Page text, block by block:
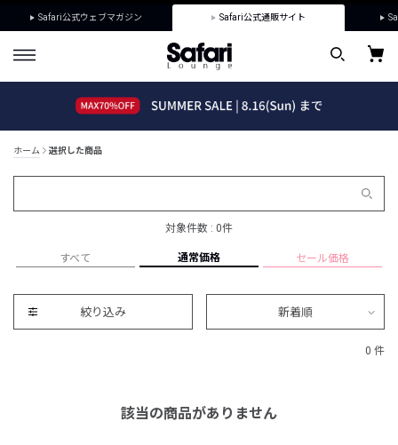
Safari公式ウェブマガジン Safari公式通販サイト
ホーム 選択した商品
対象件数 : 0件
すべて 通常価格 セール価格
絞り込み 新着順
0 件
該当の商品がありません